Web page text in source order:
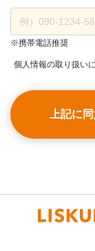
※携帯電話推奨
個人情報の取り扱い
上記に